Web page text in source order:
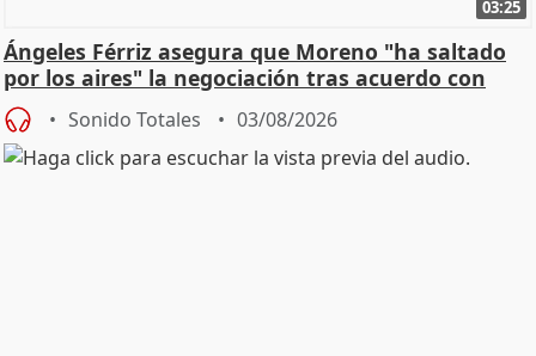
03:25
Ángeles Férriz asegura que Moreno "ha saltado
por los aires" la negociación tras acuerdo con
SMA
Sonido Totales 03/08/2026